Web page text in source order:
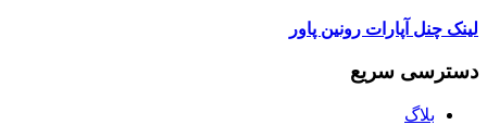
لینک چنل آپارات رونین پاور
دسترسی سریع
بلاگ